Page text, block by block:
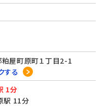
粕屋町原町１丁目2-1
する
1分
駅 11分